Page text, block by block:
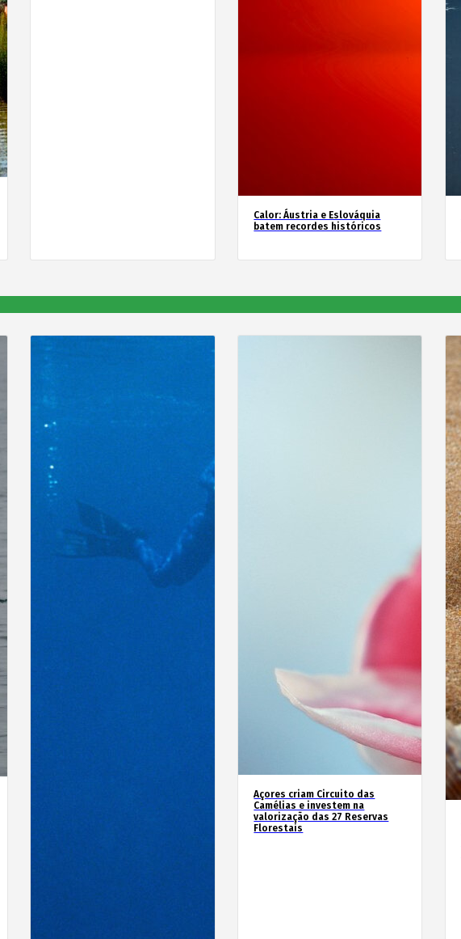
Calor: Áustria e Eslováquia
batem recordes históricos
Açores criam Circuito das
Camélias e investem na
valorização das 27 Reservas
Florestais